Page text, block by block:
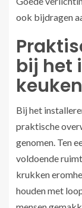
ook bijdragen
bij het
Bij het
praktische
genomen. Ten
voldoende
krukken
houden met